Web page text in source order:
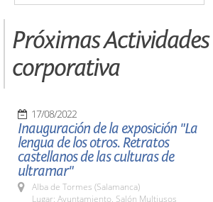
Próximas
corporativa
17/08/2022
Inauguración de la exposición "La
lengua de los otros. Retratos
castellanos de las culturas de
ultramar"
Alba de Tormes (Salamanca)
Lugar: Ayuntamiento. Salón Multiusos